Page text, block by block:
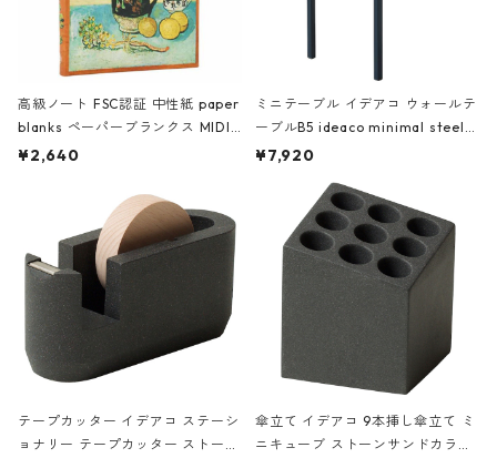
高級ノート FSC認証 中性紙 paper
blanks ペーパーブランクス MIDI
ハードカバー 罫線 ヴァン・ゴッホ
¥2,640
ミニテーブル イデアコ ウォールテ
ーブルB5 ideaco minimal steel f
urniture WALL Table B5 ネイビー
¥7,920
テープカッター イデアコ ステーシ
ョナリー テープカッター ストーン
傘立て イデアコ 9本挿し傘立て ミ
ニキューブ ストーンサンドカラー